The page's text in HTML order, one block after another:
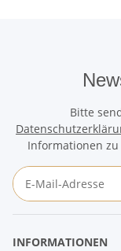
Bitte
Informationen
INFORMATIONEN